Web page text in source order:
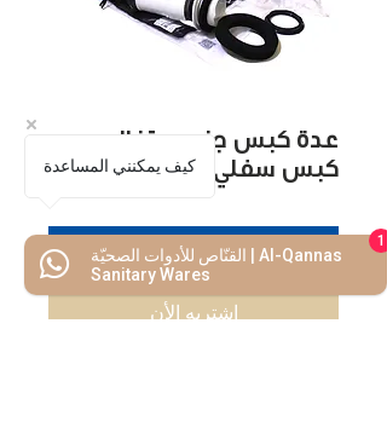
عدة كبس جنب برتغالي
كبس سفلي
اضف للسلة
اشتريه الأن
كيف يمكنني المساعدة
القنّاص للأدوات الصحيّة | Al-Qannas
Sanitary Wares
1